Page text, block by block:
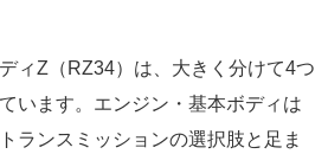
ィZ（RZ34）は、大きく分けて4つ
います。エンジン・基本ボディは
ランスミッションの選択肢と足ま